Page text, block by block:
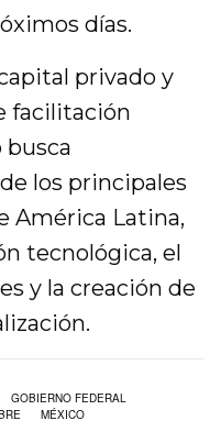
días.
privado y
facilitación
los principales
América Latina,
tecnológica, el
y la creación de
GOBIERNO FEDERAL
MÉXICO